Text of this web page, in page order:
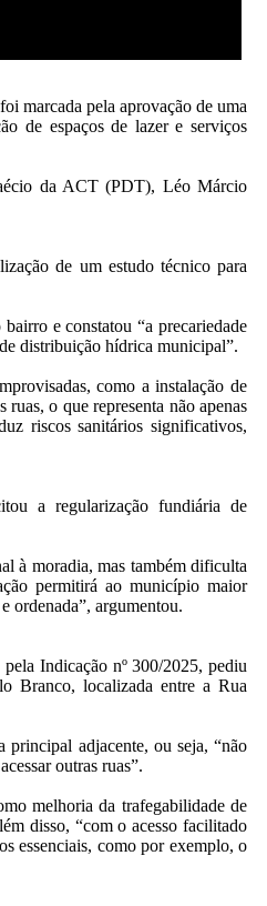
marcada pela aprovação de uma
de espaços de lazer e serviços
da ACT (PDT), Léo Márcio
de um estudo técnico para
e constatou “a precariedade
distribuição hídrica municipal”.
como a instalação de
ruas, o que representa não apenas
riscos sanitários significativos,
a regularização fundiária de
à moradia, mas também dificulta
permitirá ao município maior
ordenada”, argumentou.
Indicação nº 300/2025, pediu
Branco, localizada entre a Rua
principal adjacente, ou seja, “não
outras ruas”.
melhoria da trafegabilidade de
disso, “com o acesso facilitado
essenciais, como por exemplo, o